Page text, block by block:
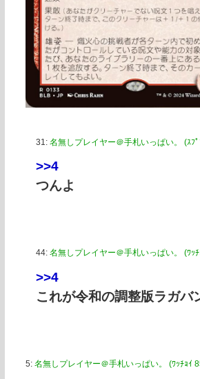
31: 名無しプレイヤー＠手札いっぱい。 (ｽﾌ
>>4
つんよ
44: 名無しプレイヤー＠手札いっぱい。 (ﾜ
>>4
これが令和の調整版ラガバ
5: 名無しプレイヤー＠手札いっぱい。 (ﾜｯﾁｮｲ